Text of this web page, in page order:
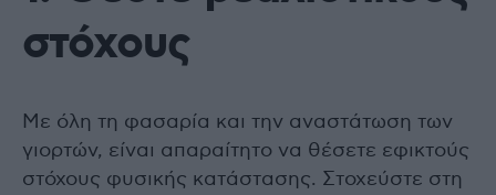
στόχους
Με όλη τη φασαρία και την αναστάτωση των
γιορτών, είναι απαραίτητο να θέσετε εφικτούς
στόχους φυσικής κατάστασης. Στοχεύστε στη